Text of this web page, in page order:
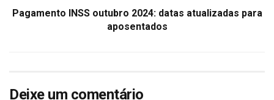
Pagamento INSS outubro 2024: datas atualizadas para
aposentados
Deixe um comentário